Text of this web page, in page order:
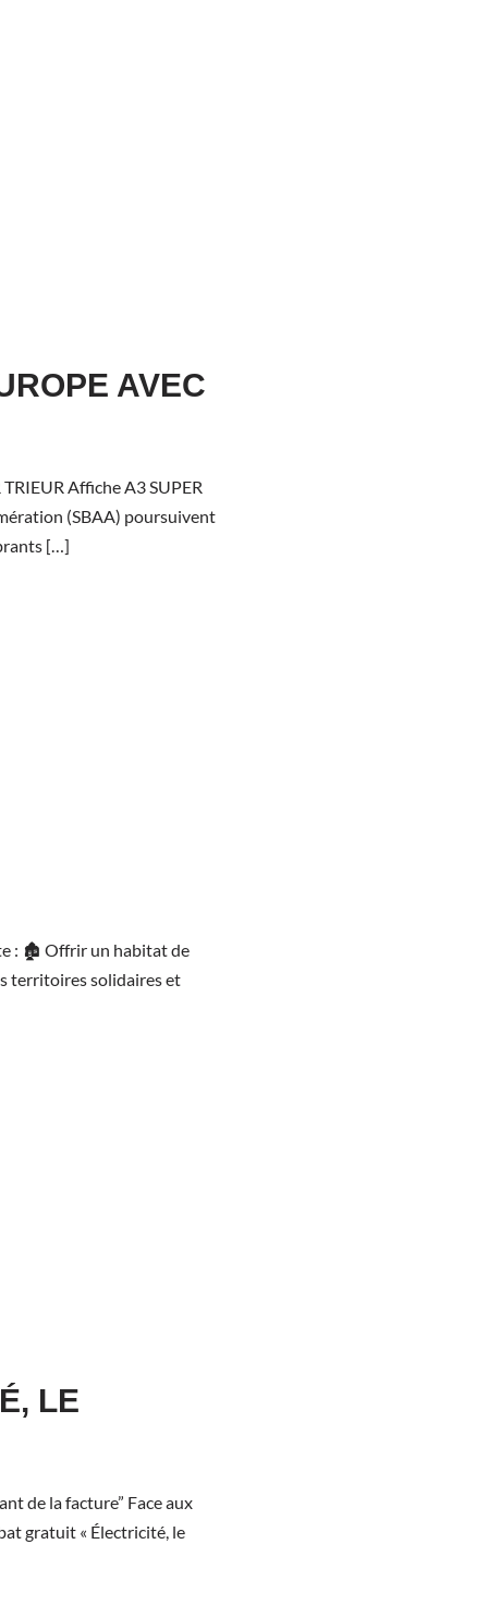
AVEC
Affiche A3 SUPER
(SBAA) poursuivent
[…]
: 🏚️ Offrir un habitat de
territoires solidaires et
LE
de la facture” Face aux
gratuit « Électricité, le